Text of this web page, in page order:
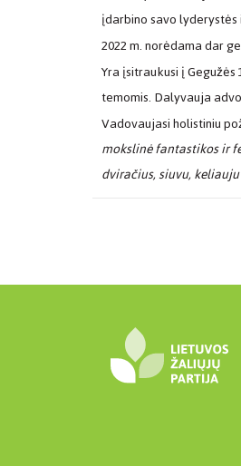
įdarbino savo
2022 m. norėdama dar
Yra įsitraukusi į
temomis. Dalyvauja
Vadovaujasi holistiniu
mokslinė fantastikos ir
dviračius, siuvu,